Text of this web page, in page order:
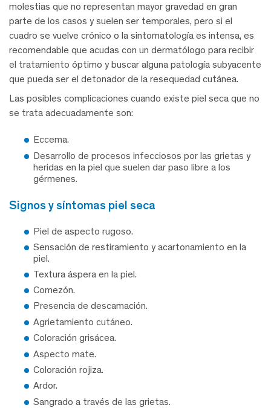
molestias que no representan mayor gravedad en gran
parte de los casos y suelen ser temporales, pero si el
cuadro se vuelve crónico o la sintomatología es intensa, es
recomendable que acudas con un dermatólogo para recibir
el tratamiento óptimo y buscar alguna patología subyacente
que pueda ser el detonador de la resequedad cutánea.
Las posibles complicaciones cuando existe piel seca que no
se trata adecuadamente son:
Eccema.
Desarrollo de procesos infecciosos por las grietas y
heridas en la piel que suelen dar paso libre a los
gérmenes.
signos y síntomas piel seca
Piel de aspecto rugoso.
Sensación de restiramiento y acartonamiento en la
piel.
Textura áspera en la piel.
Comezón.
Presencia de descamación.
Agrietamiento cutáneo.
Coloración grisácea.
Aspecto mate.
Coloración rojiza.
Ardor.
Sangrado a través de las grietas.